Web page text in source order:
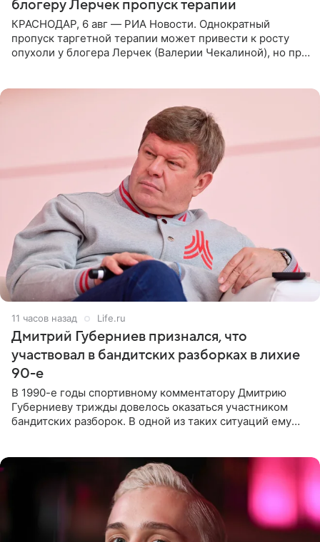
блогеру Лерчек пропуск терапии
КРАСНОДАР, 6 авг — РИА Новости. Однократный
пропуск таргетной терапии может привести к росту
опухоли у блогера Лерчек (Валерии Чекалиной), но при
11 часов назад Life.ru
Дмитрий Губерниев признался, что
участвовал в бандитских разборках в лихие
90-е
В 1990-е годы спортивному комментатору Дмитрию
Губерниеву трижды довелось оказаться участником
бандитских разборок. В одной из таких ситуаций ему